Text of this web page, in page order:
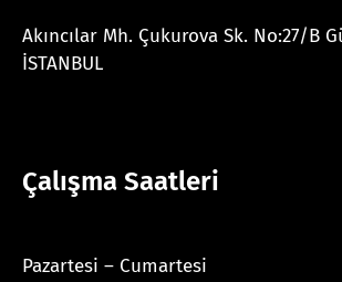
Akıncılar Mh. Çukurova Sk. No:27/B
İSTANBUL
Çalışma Saatleri
Pazartesi – Cumartesi